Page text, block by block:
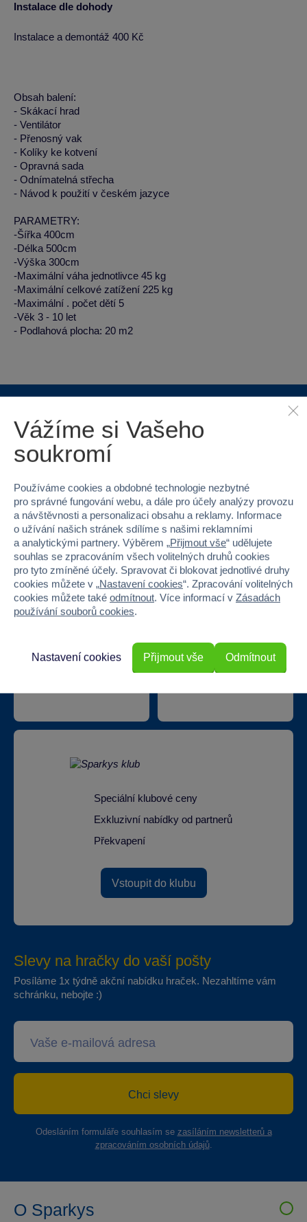
Instalace dle dohody
Instalace a demontáž 400 Kč
Obsah balení:
- Skákací hrad
- Ventilátor
- Přenosný vak
- Kolíky ke kotvení
- Opravná sada
- Odnímatelná střecha
- Návod k použití v českém jazyce
PARAMETRY:
-Šířka 400cm
-Délka 500cm
-Výška 300cm
-Maximální váha jednotlivce 45 kg
-Maximální celkové zatížení 225 kg
-Maximální . počet dětí 5
-Věk 3 - 10 let
- Podlahová plocha: 20 m2
Proč nakupovat ve Sparkys?
Nejširší sortiment na
trhu
40 kamenných
prodejen v ČR
Speciální klubové ceny
Exkluzivní nabídky od partnerů
Překvapení
Vstoupit do klubu
Slevy na hračky do vaší pošty
Posíláme 1x týdně akční nabídku hraček. Nezahltíme vám
schránku, nebojte :)
Chci slevy
Odesláním formuláře souhlasím se zasíláním newsletterů a
zpracováním osobních údajů.
O Sparkys
Vážíme si Vašeho
soukromí
Používáme cookies a obdobné technologie nezbytné
pro správné fungování webu, a dále pro účely analýzy provozu
a návštěvnosti a personalizaci obsahu a reklamy. Informace
o užívání našich stránek sdílíme s našimi reklamními
a analytickými partnery. Výběrem „Přijmout vše“ udělujete
souhlas se zpracováním všech volitelných druhů cookies
pro tyto zmíněné účely. Spravovat či blokovat jednotlivé druhy
cookies můžete v „Nastavení cookies“. Zpracování volitelných
cookies můžete také odmítnout. Více informací v Zásadách
používání souborů cookies.
Odmítnout
Nastavení cookies Přijmout vše